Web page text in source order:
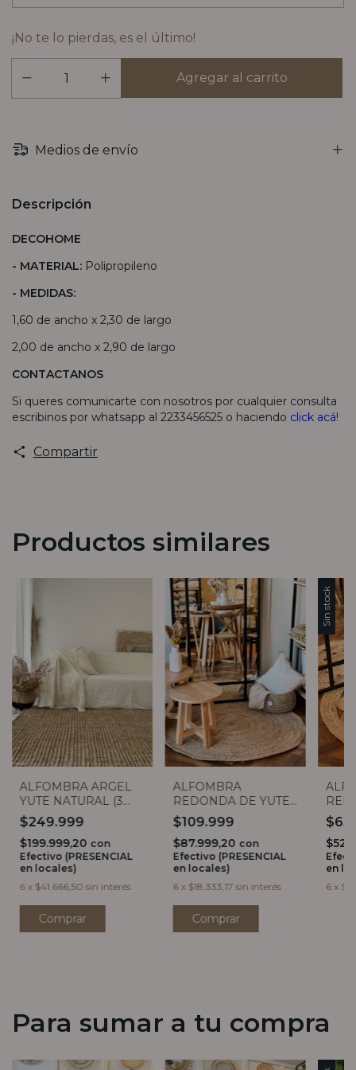
¡No te lo pierdas, es el último!
Medios de envío
Descripción
DECOHOME
- MATERIAL: Polipropileno
- MEDIDAS:
1,60 de ancho x 2,30 de largo
2,00 de ancho x 2,90 de largo
CONTACTANOS
Si queres comunicarte con nosotros por cualquier consulta
escribinos por whatsapp al 2233456525 o haciendo click acá!
Compartir
Productos similares
ALFOMBRA ARGEL
YUTE NATURAL (3
medidas)
$249.999
$199.999,20 con
Efectivo (PRESENCIAL
en locales)
6 x $41.666,50 sin interés
Comprar
ALFOMBRA
REDONDA DE YUTE
NATURAL (3
MEDIDAS)
$109.999
$87.999,20 con
Efectivo (PRESENCIAL
en locales)
6 x $18.333,17 sin interés
Comprar
Sin stock
en
6 x
Para sumar a tu compra